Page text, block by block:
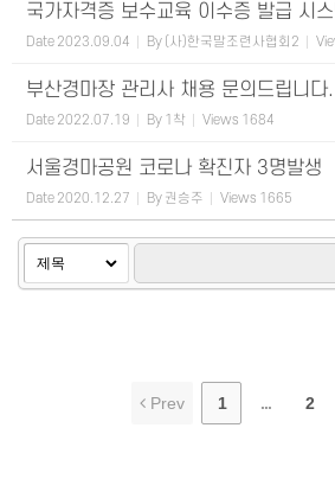
국가자격증 보수교육 이수증 발급 시
Date 2023.09.04 By (사)한국말조련사협회2
부산경마장 관리사 채용 문의드립니다.
Date 2022.07.19 By 1착 Views 1684
서울경마공원 코로나 확진자 3명발생
Date 2020.12.27 By 권승주 Views 1665
Prev 1 ... 2